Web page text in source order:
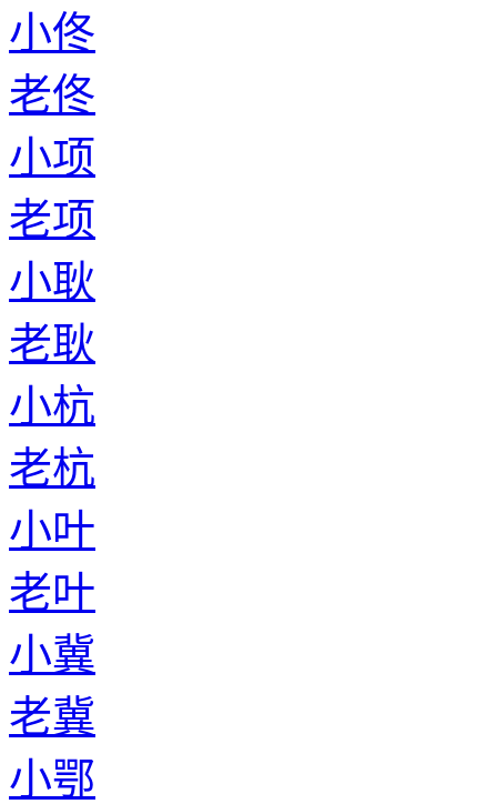
小佟
老佟
小项
老项
小耿
老耿
小杭
老杭
小叶
老叶
小冀
老冀
小鄂